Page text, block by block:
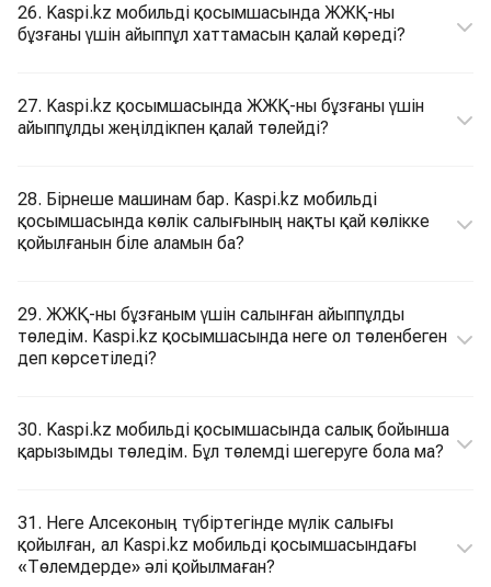
26. Kaspi.kz мобильді қосымшасында ЖЖҚ-ны
бұзғаны үшін айыппұл хаттамасын қалай көреді?
27. Kaspi.kz қосымшасында ЖЖҚ-ны бұзғаны үшін
айыппұлды жеңілдікпен қалай төлейді?
28. Бірнеше машинам бар. Kaspi.kz мобильді
қосымшасында көлік салығының нақты қай көлікке
қойылғанын біле аламын ба?
29. ЖЖҚ-ны бұзғаным үшін салынған айыппұлды
төледім. Kaspi.kz қосымшасында неге ол төленбеген
деп көрсетіледі?
30. Kaspi.kz мобильді қосымшасында салық бойынша
қарызымды төледім. Бұл төлемді шегеруге бола ма?
31. Неге Алсеконың түбіртегінде мүлік салығы
қойылған, ал Kaspi.kz мобильді қосымшасындағы
«Төлемдерде» әлі қойылмаған?